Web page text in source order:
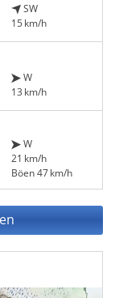
SW
15 km/h
W
13 km/h
W
21 km/h
Böen 47 km/h